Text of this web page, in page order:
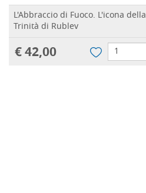
L'Abbraccio di Fuoco. L'icona della
Trinità di Rublev
€ 42,00